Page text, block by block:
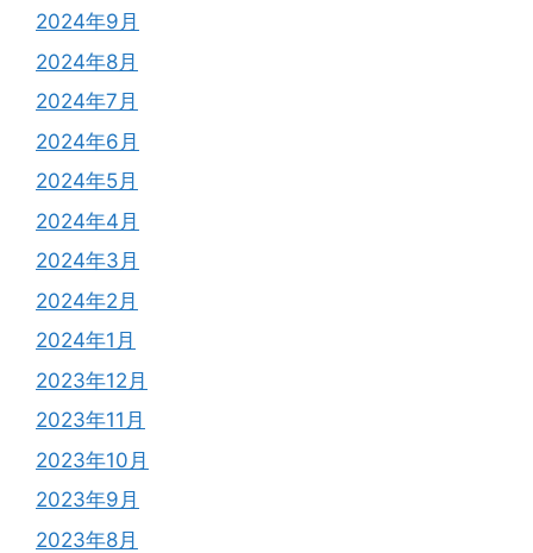
2024年9月
2024年8月
2024年7月
2024年6月
2024年5月
2024年4月
2024年3月
2024年2月
2024年1月
2023年12月
2023年11月
2023年10月
2023年9月
2023年8月